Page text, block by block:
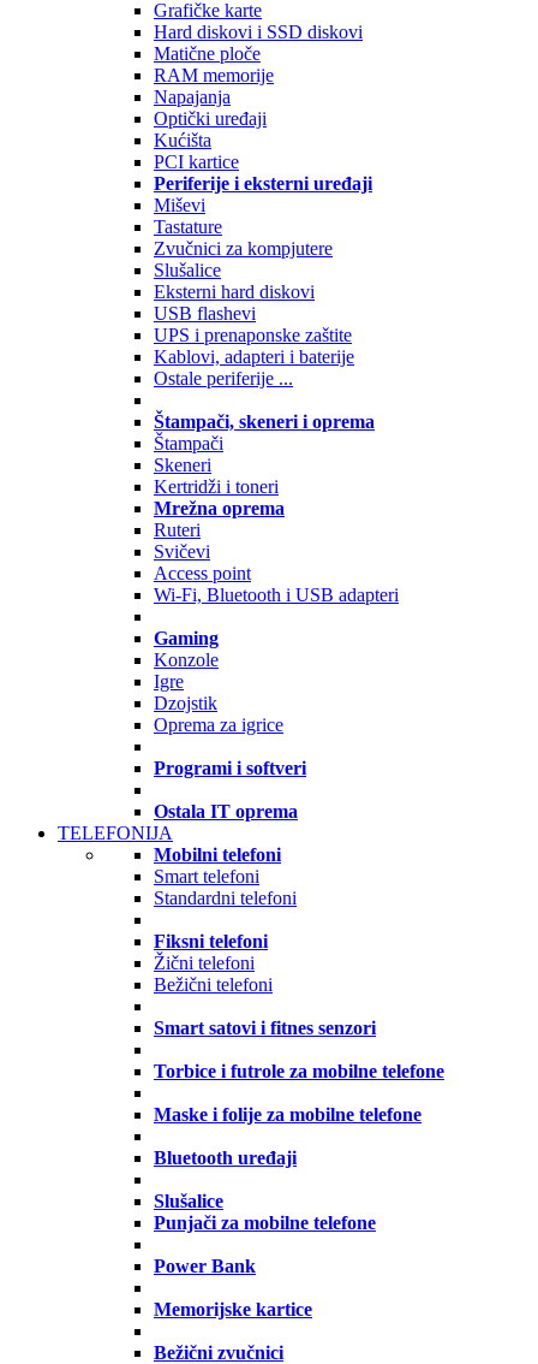
Grafičke karte
Hard diskovi i SSD diskovi
Matične ploče
RAM memorije
Napajanja
Optički uređaji
Kućišta
PCI kartice
Periferije i eksterni uređaji
Miševi
Tastature
Zvučnici za kompjutere
Slušalice
Eksterni hard diskovi
USB flashevi
UPS i prenaponske zaštite
Kablovi, adapteri i baterije
Ostale periferije ...
Štampači, skeneri i oprema
Štampači
Skeneri
Kertridži i toneri
Mrežna oprema
Ruteri
Svičevi
Access point
Wi-Fi, Bluetooth i USB adapteri
Gaming
Konzole
Igre
Dzojstik
Oprema za igrice
Programi i softveri
Ostala IT oprema
TELEFONIJA
Mobilni telefoni
Smart telefoni
Standardni telefoni
Fiksni telefoni
Žični telefoni
Bežični telefoni
Smart satovi i fitnes senzori
Torbice i futrole za mobilne telefone
Maske i folije za mobilne telefone
Bluetooth uređaji
Slušalice
Punjači za mobilne telefone
Power Bank
Memorijske kartice
Bežični zvučnici